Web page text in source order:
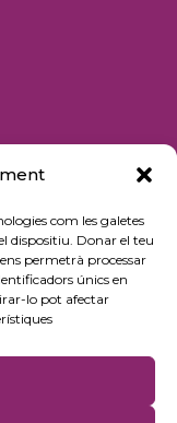
com les galetes
dispositiu. Donar el teu
permetrà processar
únics en
lo pot afectar